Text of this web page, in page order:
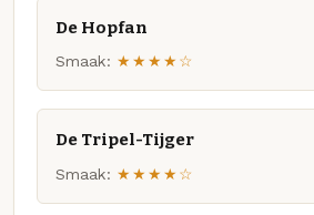
De Hopfan
Smaak: ★★★★☆
De Tripel-Tijger
Smaak: ★★★★☆